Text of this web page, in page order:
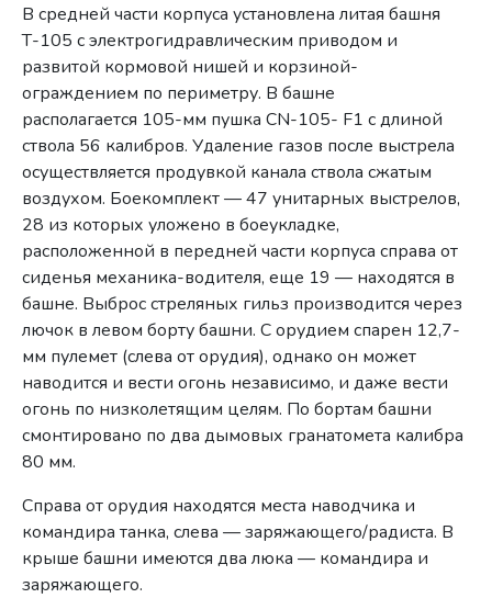
В средней части корпуса установлена литая башня
Т-105 с электрогидравлическим приводом и
развитой кормовой нишей и корзиной-
ограждением по периметру. В башне
располагается 105-мм пушка CN-105- F1 с длиной
ствола 56 калибров. Удаление газов после выстрела
осуществляется продувкой канала ствола сжатым
воздухом. Боекомплект — 47 унитарных выстрелов,
28 из которых уложено в боеукладке,
расположенной в передней части корпуса справа от
сиденья механика-водителя, еще 19 — находятся в
башне. Выброс стреляных гильз производится через
лючок в левом борту башни. С орудием спарен 12,7-
мм пулемет (слева от орудия), однако он может
наводится и вести огонь независимо, и даже вести
огонь по низколетящим целям. По бортам башни
смонтировано по два дымовых гранатомета калибра
80 мм.
Справа от орудия находятся места наводчика и
командира танка, слева — заряжающего/радиста. В
крыше башни имеются два люка — командира и
заряжающего.